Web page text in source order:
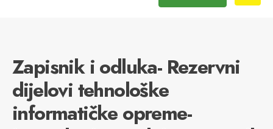
Zapisnik i odluka- Rezervni
dijelovi tehnološke
informatičke opreme-